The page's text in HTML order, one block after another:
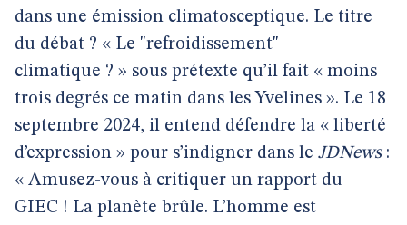
dans une émission climatosceptique. Le titre
du débat ? « Le "refroidissement"
climatique ? » sous prétexte qu’il fait « moins
trois degrés ce matin dans les Yvelines ». Le 18
septembre 2024, il entend défendre la « liberté
d’expression » pour s’indigner dans le JDNews:
« Amusez-vous à critiquer un rapport du
GIEC ! La planète brûle. L’homme est